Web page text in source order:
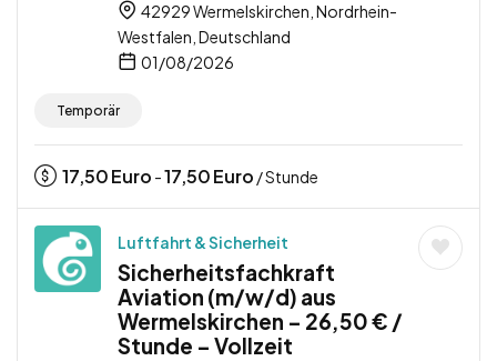
42929 Wermelskirchen, Nordrhein-
Westfalen, Deutschland
01/08/2026
Temporär
17,50Euro -17,50Euro / Stunde
Luftfahrt & Sicherheit
Sicherheitsfachkraft
Aviation (m/w/d) aus
Wermelskirchen – 26,50 € /
Stunde – Vollzeit